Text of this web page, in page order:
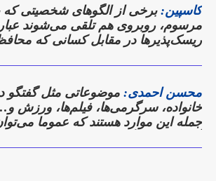
کاسپین:برخی از الگوهای شخصیتی
مرسوم، روبروی هم تلقی می‌شوند
ریسک‌پذیرها در مقابل کسانی که
محسن احمدی: موضوعاتی مثل گفتگو
خانواده، سرگرمی‌ها، فیلم‌ها، ورزش
جمله این موارد هستند که عموما